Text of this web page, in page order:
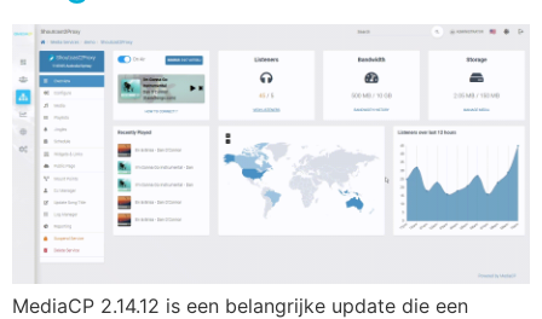
MediaCP 2.14.12 is een belangrijke update die een